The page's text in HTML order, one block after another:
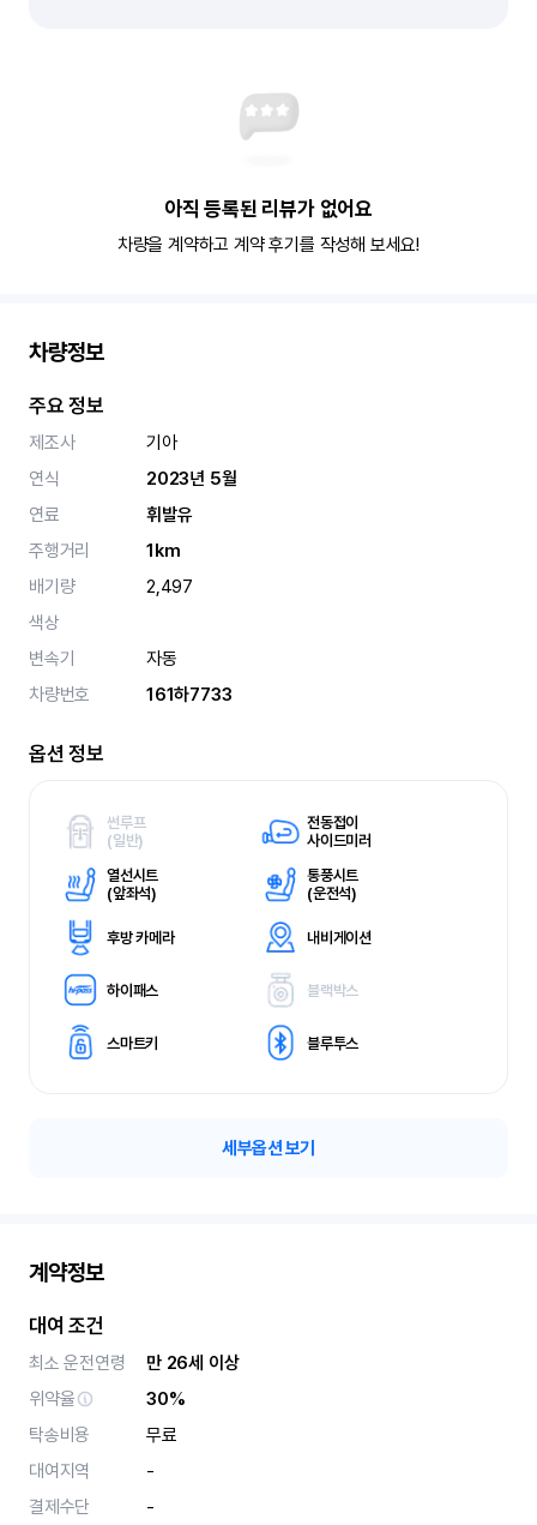
아직 등록된 리뷰가 없어요
차량을 계약하고 계약 후기를 작성해 보세요!
차량정보
주요 정보
제조사
기아
연식
2023년 5월
연료
휘발유
주행거리
1km
배기량
2,497
색상
변속기
자동
차량번호
161하7733
옵션 정보
썬루프
(일반)
전동접이
사이드미러
열선시트
(앞좌석)
통풍시트
(운전석)
후방 카메라 내비게이션
하이패스 블랙박스
스마트키 블루투스
세부옵션 보기
계약정보
대여 조건
최소 운전연령
만 26세 이상
위약율
30%
탁송비용
무료
대여지역
-
결제수단
-